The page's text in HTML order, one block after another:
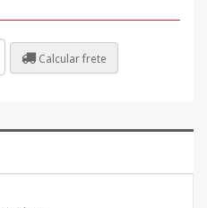
Calcular frete